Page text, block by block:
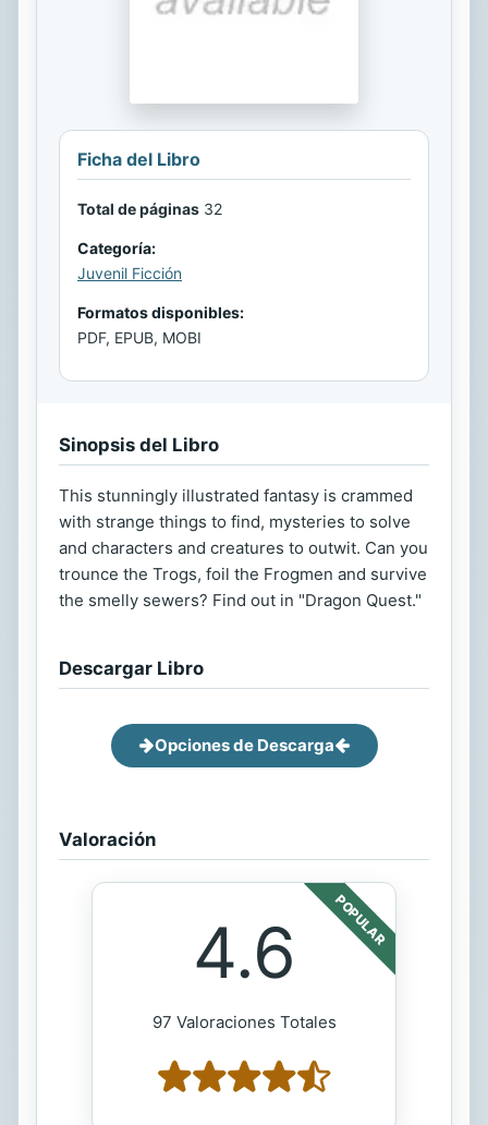
Ficha del Libro
Total de páginas 32
Categoría:
Juvenil Ficción
Formatos disponibles:
PDF, EPUB, MOBI
Sinopsis del Libro
This stunningly illustrated fantasy is crammed
with strange things to find, mysteries to solve
and characters and creatures to outwit. Can you
trounce the Trogs, foil the Frogmen and survive
the smelly sewers? Find out in "Dragon Quest."
Descargar Libro
Opciones de Descarga
Valoración
POPULAR
4.6
97 Valoraciones Totales